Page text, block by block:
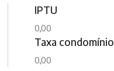
IPTU
0,00
Taxa condomínio
0,00